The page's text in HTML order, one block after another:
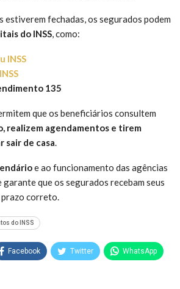
estiverem fechadas, os segurados podem
do INSS, como:
INSS
135
que os beneficiários consultem
realizem agendamentos e tirem
sair de casa.
e ao funcionamento das agências
que os segurados recebam seus
correto.
do INSS
Facebook Twitter WhatsApp